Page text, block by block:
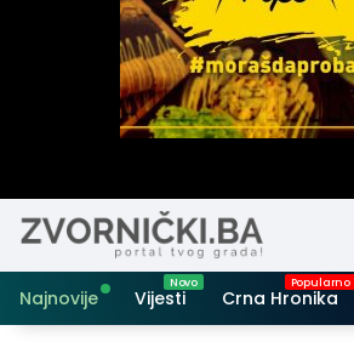
Najnovije Vijesti Crna Hronika